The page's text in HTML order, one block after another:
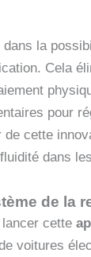
la
Cela
pour
cette
dans
de la
lancer cette
voitures